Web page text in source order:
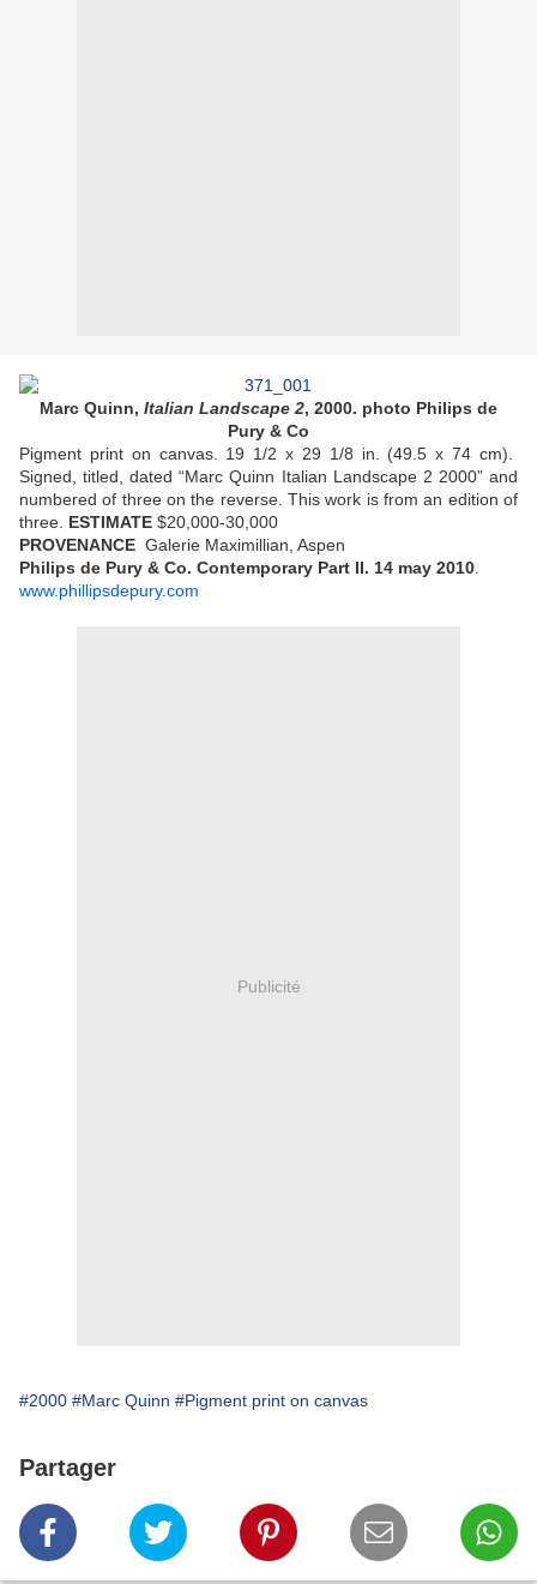
Marc Quinn, Italian Landscape 2, 2000. photo Philips de
Pury & Co
Pigment print on canvas. 19 1/2 x 29 1/8 in. (49.5 x 74 cm).
Signed, titled, dated “Marc Quinn Italian Landscape 2 2000” and
numbered of three on the reverse. This work is from an edition of
three. ESTIMATE $20,000-30,000
PROVENANCE Galerie Maximillian, Aspen
Philips de Pury & Co. Contemporary Part II. 14 may 2010
www.phillipsdepury.com
Publicité
#2000 #Marc Quinn #Pigment print on canvas
Partager